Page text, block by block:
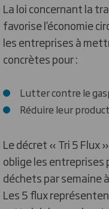
La loi concernant la
favorise l’économie
les entreprises à
concrètes pour :
Lutter contre le
Réduire leur
Le décret « Tri 5 Flux
oblige les entreprises
déchets par semaine
Les 5 flux